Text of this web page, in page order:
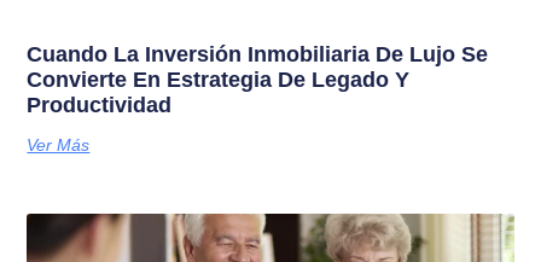
Cuando La Inversión Inmobiliaria De Lujo Se
Convierte En Estrategia De Legado Y
Productividad
Ver Más